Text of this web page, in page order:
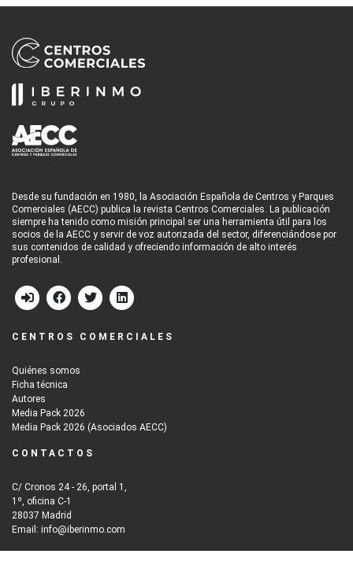
Desde su fundación en 1980, la Asociación Española de Centros y Parques
Comerciales (AECC) publica la revista Centros Comerciales. La publicación
siempre ha tenido como misión principal ser una herramienta útil para los
socios de la AECC y servir de voz autorizada del sector, diferenciándose por
sus contenidos de calidad y ofreciendo información de alto interés
profesional.
CENTROS COMERCIALES
Quiénes somos
Ficha técnica
Autores
Media Pack 2026
Media Pack 2026 (Asociados AECC)
CONTACTOS
C/ Cronos 24 - 26, portal 1,
1º, oficina C-1
28037 Madrid
Email: info@iberinmo.com